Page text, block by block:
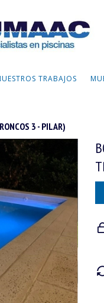
TRABAJOS
3 - PILAR)